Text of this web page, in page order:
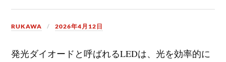
RUKAWA 2026年4月12日
発光ダイオードと呼ばれるLEDは、光を効率的に